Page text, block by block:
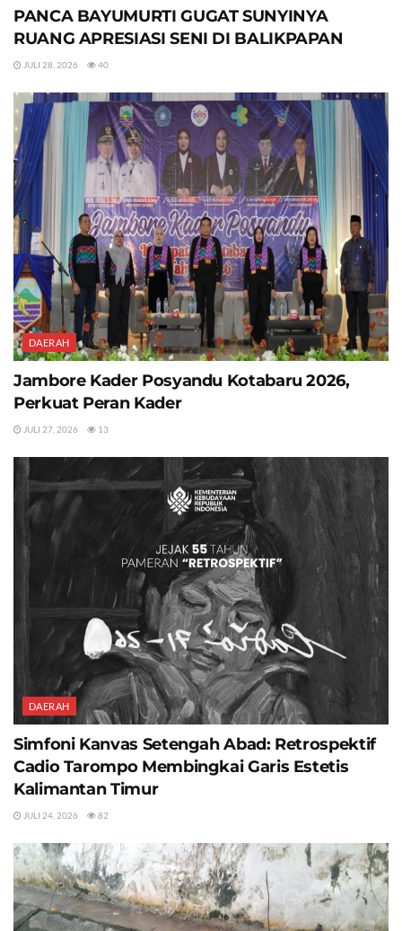
PANCA BAYUMURTI GUGAT SUNYINYA
RUANG APRESIASI SENI DI BALIKPAPAN
JULI 28, 2026 40
DAERAH
Jambore Kader Posyandu Kotabaru 2026,
Perkuat Peran Kader
JULI 27, 2026 13
DAERAH
Simfoni Kanvas Setengah Abad: Retrospektif
Cadio Tarompo Membingkai Garis Estetis
Kalimantan Timur
JULI 24, 2026 82